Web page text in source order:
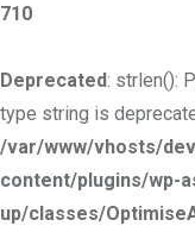
710
Deprecated: strlen():
type string is
/var/www/vhosts/
content/plugins/wp-
up/classes/